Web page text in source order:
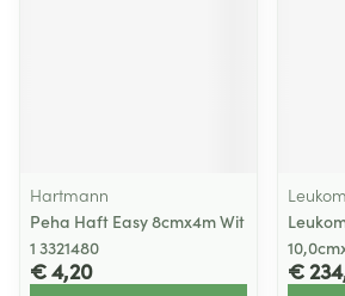
Hartmann
Peha Haft Easy 8cmx4m Wit
1 3321480
€ 4,20 €